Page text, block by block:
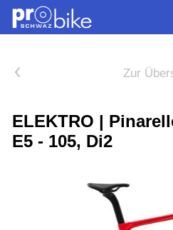
< Zur
ELEKTRO |
E5 - 105, Di2